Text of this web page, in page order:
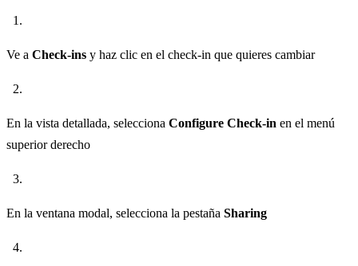
Ve a Check-ins y haz clic en el check-in que quieres cambiar
En la vista detallada, selecciona Configure Check-in en el menú
superior derecho
En la ventana modal, selecciona la pestaña Sharing